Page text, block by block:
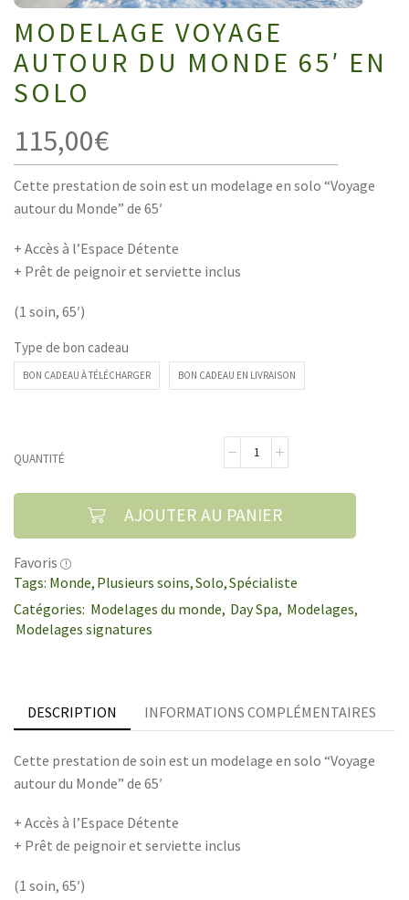
MODELAGE VOYAGE
AUTOUR DU MONDE 65′ EN
SOLO
115,00€
Cette prestation de soin est un modelage en solo “Voyage
autour du Monde” de 65′
+ Accès à l’Espace Détente
+ Prêt de peignoir et serviette inclus
(1 soin, 65′)
Type de bon cadeau
BON CADEAU À TÉLÉCHARGER BON CADEAU EN LIVRAISON
QUANTITÉ
AJOUTER AU PANIER
Favoris
Tags: Monde, Plusieurs soins,Solo,Spécialiste
Catégories: Modelages du monde, Day Spa, Modelages,
Modelages signatures
DESCRIPTION INFORMATIONS COMPLÉMENTAIRES
Cette prestation de soin est un modelage en solo “Voyage
autour du Monde” de 65′
+ Accès à l’Espace Détente
+ Prêt de peignoir et serviette inclus
(1 soin, 65′)